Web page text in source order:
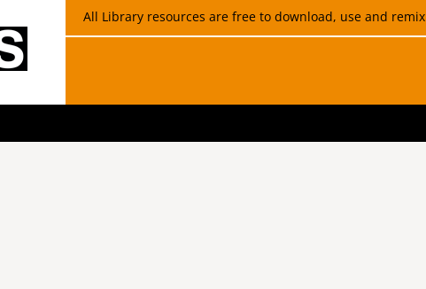
All Library resources are free to download, use and remix